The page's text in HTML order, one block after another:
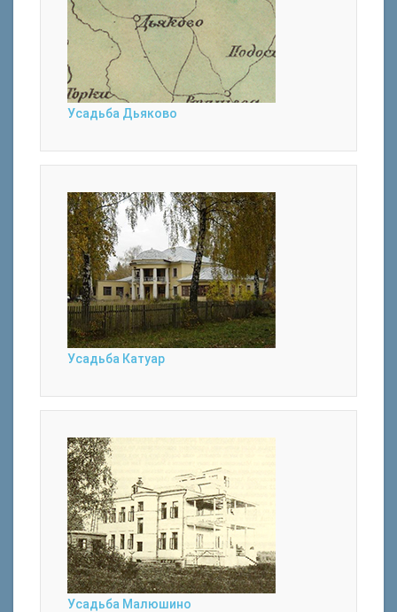
Усадьба Дьяково
Усадьба Катуар
Усадьба Малюшино